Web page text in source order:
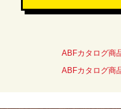
ABFカタログ商
ABFカタログ商